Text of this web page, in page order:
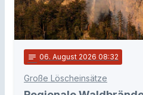
notes 06. August 2026 08:32
Große Löscheinsätze